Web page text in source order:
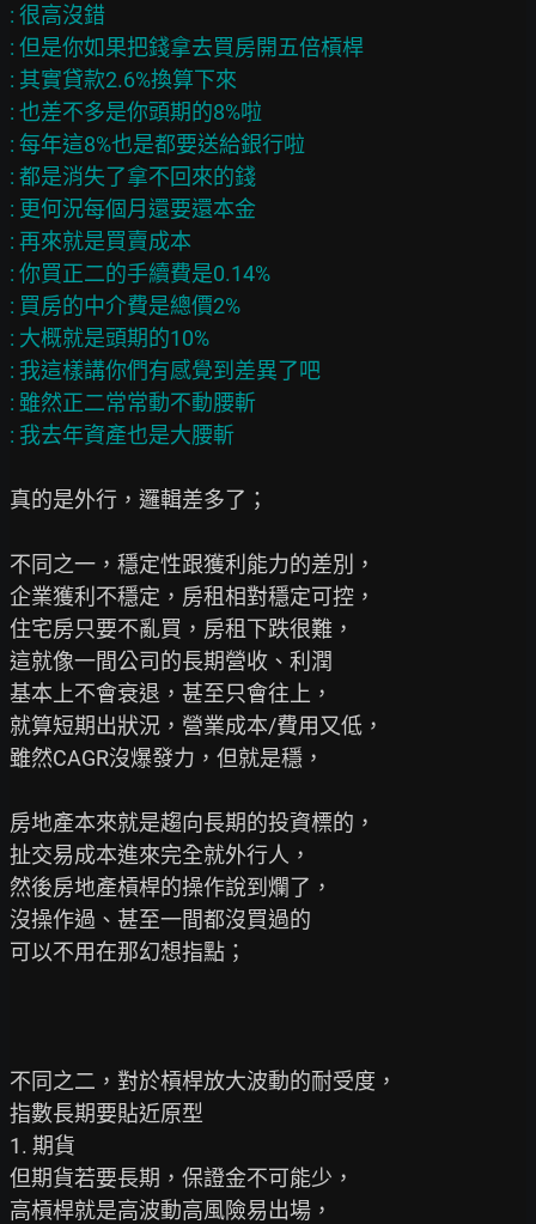
: 很高沒錯
: 但是你如果把錢拿去買房開五倍槓桿
: 其實貸款2.6%換算下來
: 也差不多是你頭期的8%啦
: 每年這8%也是都要送給銀行啦
: 都是消失了拿不回來的錢
: 更何況每個月還要還本金
: 再來就是買賣成本
: 你買正二的手續費是0.14%
: 買房的中介費是總價2%
: 大概就是頭期的10%
: 我這樣講你們有感覺到差異了吧
: 雖然正二常常動不動腰斬
真的是外行，邏輯差多了；
不同之一，穩定性跟獲利能力的差別，
企業獲利不穩定，房租相對穩定可控，
住宅房只要不亂買，房租下跌很難，
這就像一間公司的長期營收、利潤
基本上不會衰退，甚至只會往上，
就算短期出狀況，營業成本/費用又低，
雖然CAGR沒爆發力，但就是穩，
房地產本來就是趨向長期的投資標的，
扯交易成本進來完全就外行人，
然後房地產槓桿的操作說到爛了，
沒操作過、甚至一間都沒買過的
可以不用在那幻想指點；
不同之二，對於槓桿放大波動的耐受度，
指數長期要貼近原型
1. 期貨
但期貨若要長期，保證金不可能少，
高槓桿就是高波動高風險易出場，